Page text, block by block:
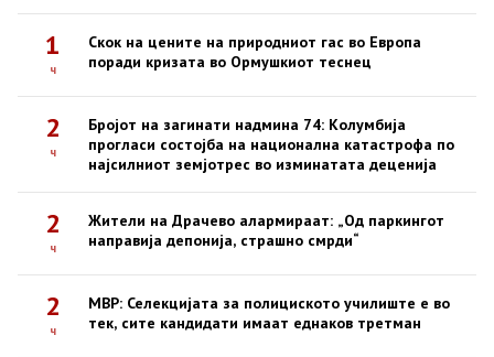
1
ч
Скок на цените на природниот гас во Европа
поради кризата во Ормушкиот теснец
2
ч
Бројот на загинати надмина 74: Колумбија
прогласи состојба на национална катастрофа по
најсилниот земјотрес во изминатата деценија
2
ч
Жители на Драчево алармираат: „Од паркингот
направија депонија, страшно смрди“
2
ч
МВР: Селекцијата за полициското училиште е во
тек, сите кандидати имаат еднаков третман